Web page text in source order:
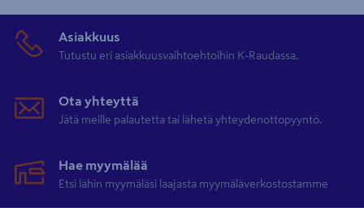
Asiakkuus
Tutustu eri asiakkuusvaihtoehtoihin K-Raudassa.
Ota yhteyttä
Jätä meille palautetta tai lähetä yhteydenottopyyntö.
Hae myymälää
Etsi lähin myymäläsi laajasta myymäläverkostostamme